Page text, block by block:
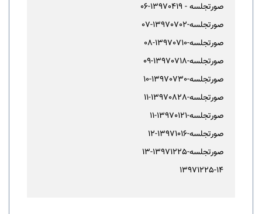
صورتجلسه - 13970419-06
صورتجلسه-13970702-07
صورتجلسه-13970710-08
صورتجلسه-13970718-09
صورتجلسه-13970730-10
صورتجلسه-13970828-11
صورتجلسه-13970121-11
صورتجلسه-13971016-12
صورتجلسه-13971225-13
13971225-14